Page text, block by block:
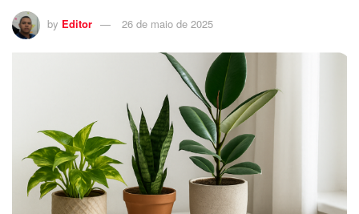
by Editor 26 de maio de 2025